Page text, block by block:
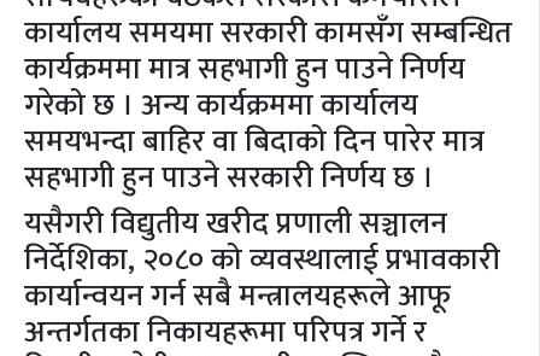
कार्यालय समयमा सरकारी कामसँग सम्बन्धित
कार्यक्रममा मात्र सहभागी हुन पाउने निर्णय
गरेको छ । अन्य कार्यक्रममा कार्यालय
समयभन्दा बाहिर वा बिदाको दिन पारेर मात्र
सहभागी हुन पाउने सरकारी निर्णय छ ।
यसैगरी विद्युतीय खरीद प्रणाली सञ्चालन
निर्देशिका, २०८० को व्यवस्थालाई प्रभावकारी
कार्यान्वयन गर्न सबै मन्त्रालयहरूले आफू
अन्तर्गतका निकायहरूमा परिपत्र गर्ने र